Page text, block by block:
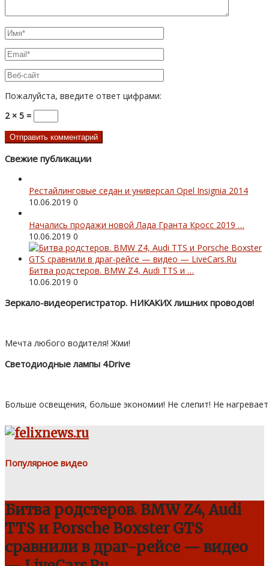
Пожалуйста, введите ответ цифрами:
2 × 5 =
Свежие публикации
Рестайлинговые седан и универсал Opel Insignia 2014
10.06.2019 0
Начались продажи новой Лада Гранта Кросс 2019 …
10.06.2019 0
Битва родстеров. BMW Z4, Audi TTS и …
10.06.2019 0
Зеркало-видеорегистратор. НИКАКИХ лишних проводов!
Мечта любого водителя! Жми!
Светодиодные лампы 4Drive
Больше освещения, больше экономии! Не слепит! Не
Популярное видео
Битва родстеров. BMW Z4, Audi
TTS и Porsche Boxster GTS
сравнили в драг-рейсе — видео